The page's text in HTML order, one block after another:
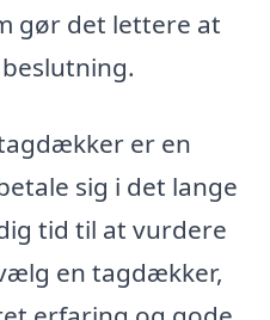
gør det lettere at
er en
sig i det lange
tid til at vurdere
en tagdækker,